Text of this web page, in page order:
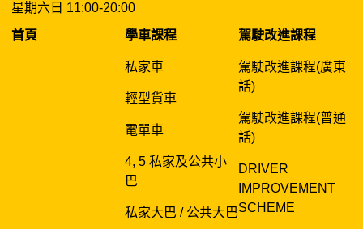
星期六日 11:00-20:00
首頁
學車課程
私家車
輕型貨車
電單車
4, 5 私家及公共小
巴
私家大巴 / 公共大巴
駕駛改進課程
駕駛改進課程(廣東
話)
駕駛改進課程(普通
話)
DRIVER
IMPROVEMENT
SCHEME